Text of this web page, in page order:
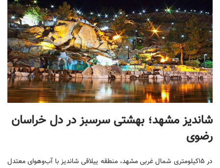
شاندیز مشهد؛ بهشتی سرسبز در دل خراسان
رضوی
در ۱۵کیلومتری شمال غربی مشهد، منطقه ییلاقی شاندیز با آب‌وهوای معتدل